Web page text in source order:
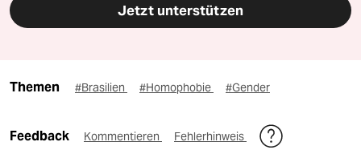
Jetzt unterstützen
Themen #Brasilien #Homophobie #Gender
Feedback Kommentieren Fehlerhinweis